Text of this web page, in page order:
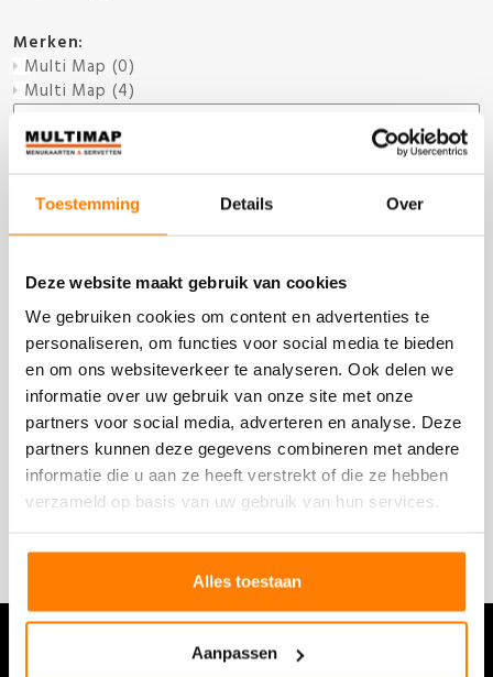
Toestemming Details Over
Deze website maakt gebruik van cookies
We gebruiken cookies om content en advertenties te
personaliseren, om functies voor social media te bieden
en om ons websiteverkeer te analyseren. Ook delen we
informatie over uw gebruik van onze site met onze
partners voor social media, adverteren en analyse. Deze
partners kunnen deze gegevens combineren met andere
informatie die u aan ze heeft verstrekt of die ze hebben
verzameld op basis van uw gebruik van hun services.
Alles toestaan
Aanpassen
Merken:
Multi Map(0)
Multi Map(4)
Meer informatie
Algemene voorwaarden
Disclaimer
Hallo, met Multi Map
Sitemap
Brochure aanvragen
Afspraak maken
Vrijblijvend advies op maat